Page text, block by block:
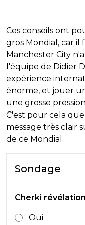
Ces conseils ont
gros Mondial, car
Manchester City
l'équipe de Didier
expérience
énorme, et jouer
une grosse
C'est pour cela
message très clair
de ce Mondial.
Sondage
Cherki
Oui